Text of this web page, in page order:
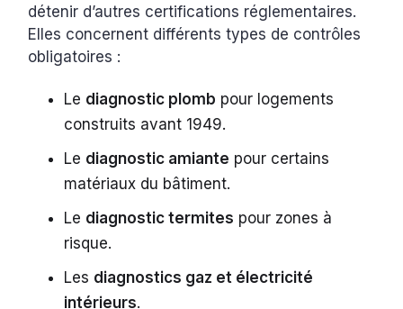
détenir d’autres certifications réglementaires.
Elles concernent différents types de contrôles
obligatoires :
Le diagnostic plomb pour logements
construits avant 1949.
Le diagnostic amiante pour certains
matériaux du bâtiment.
Le diagnostic termites pour zones à
risque.
Les diagnostics gaz et électricité
intérieurs.